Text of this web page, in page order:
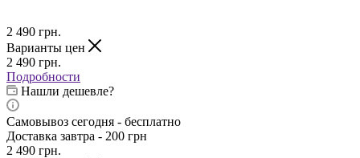
2 490 грн.
Варианты цен
2 490 грн.
Подробности
Нашли дешевле?
Самовывоз сегодня - бесплатно
Доставка завтра - 200 грн
2 490 грн.